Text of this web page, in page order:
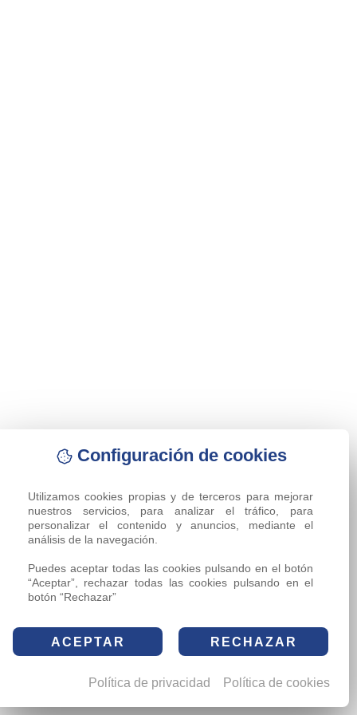
Configuración de cookies
Utilizamos cookies propias y de terceros para mejorar
nuestros servicios, para analizar el tráfico, para
personalizar el contenido y anuncios, mediante el
análisis de la navegación.
Puedes aceptar todas las cookies pulsando en el botón
“Aceptar”, rechazar todas las cookies pulsando en el
botón “Rechazar”
ACEPTAR RECHAZAR
Política de privacidad Política de cookies